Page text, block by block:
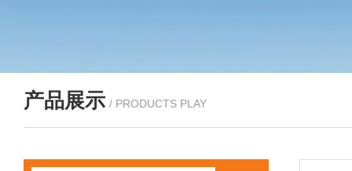
产品展示 / PRODUCTS PLAY